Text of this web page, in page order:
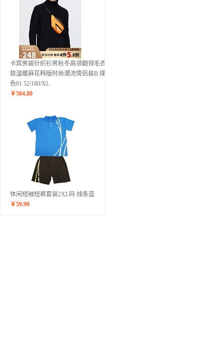
卡宾男装针织衫男秋冬高领翻领毛衣新
款温暖麻花韩版时尚潮流情侣装B 煤黑
色01 52/180/XL
￥504.80
休闲短袖短裤套装2XL码 线条蓝
￥59.90